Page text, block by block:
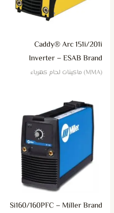
Caddy® Arc 151i/201i
Inverter – ESAB Brand
(MMA) ماكينات لحام كهرباء
Si160/160PFC – Miller Brand